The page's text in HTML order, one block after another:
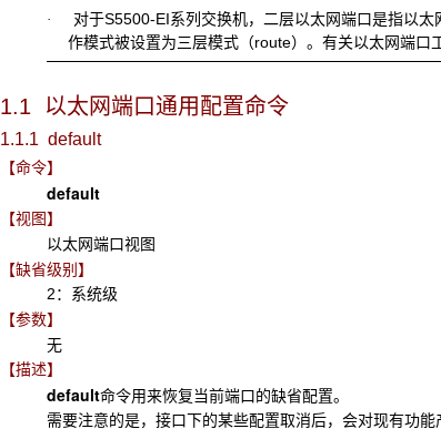
· 对于S5500-EI系列交换机，二层以太网端口是指以太
作模式被设置为三层模式（route）。有关以太网端口
1.1 以太网端口通用配置命令
1.1.1 default
【命令】
default
【视图】
以太网端口视图
【缺省级别】
2：系统级
【参数】
无
【描述】
default命令用来恢复当前端口的缺省配置。
需要注意的是，接口下的某些配置取消后，会对现有功